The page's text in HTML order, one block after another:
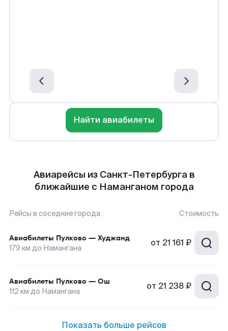
Найти авиабилеты
Авиарейсы из Санкт-Петербурга в
ближайшие с Наманганом города
Рейсы в соседние города Стоимость
Авиабилеты Пулково — Худжанд
179 км до Намангана от 21 161 ₽
Авиабилеты Пулково — Ош
112 км до Намангана от 21 238 ₽
Показать больше рейсов